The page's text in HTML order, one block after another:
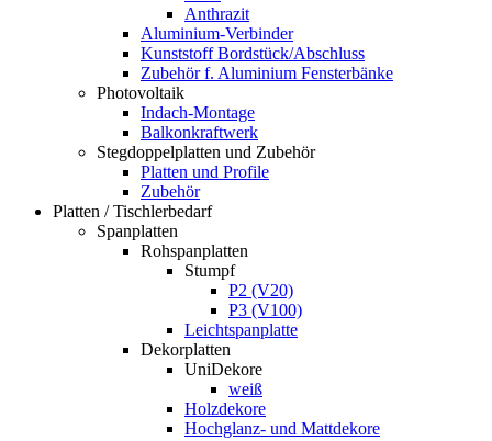
Anthrazit
Aluminium-Verbinder
Kunststoff Bordstück/Abschluss
Zubehör f. Aluminium Fensterbänke
Photovoltaik
Indach-Montage
Balkonkraftwerk
Stegdoppelplatten und Zubehör
Platten und Profile
Zubehör
Platten / Tischlerbedarf
Spanplatten
Rohspanplatten
Stumpf
P2 (V20)
P3 (V100)
Leichtspanplatte
Dekorplatten
UniDekore
weiß
Holzdekore
Hochglanz- und Mattdekore